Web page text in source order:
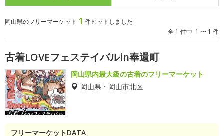
岡山県のフリーマーケット 1 件ヒットしました
全 1 件中 1 〜 1 件
古着LOVEフェステイバルin奉還町
岡山県内最大級の古着のフリーマーケット
岡山県・岡山市北区
フリーマーケットDATA